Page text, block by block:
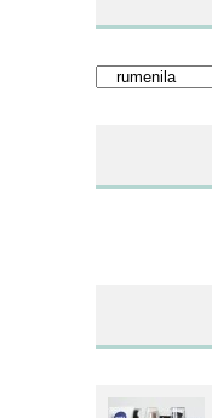
Kategorije